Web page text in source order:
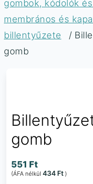
gombok, kódolók
membrános és
billentyűzete
/
gomb
gomb
551 Ft
(ÁFA nélkül 434 Ft )